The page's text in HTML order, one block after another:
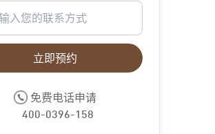
立即预约
免费电话申请
400-0396-158